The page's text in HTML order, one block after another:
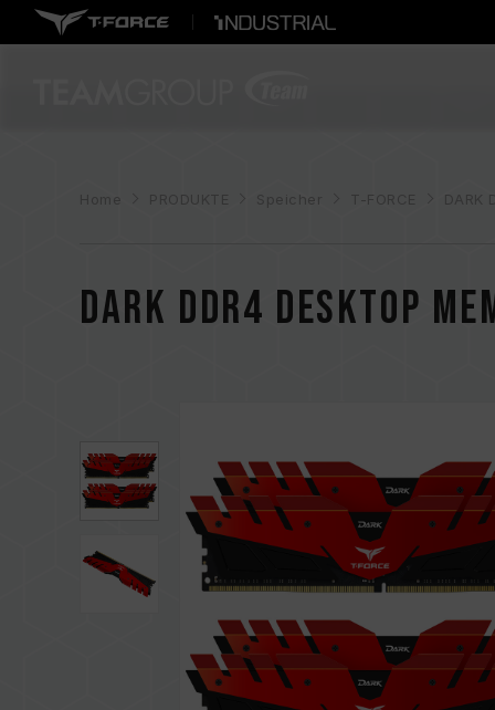
Home PRODUKTE Speicher T-FORCE DARK
DARK DDR4 DESKTOP